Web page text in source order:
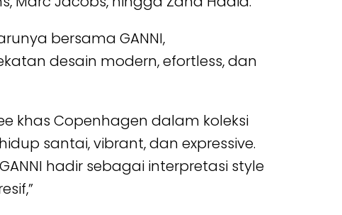
bersama GANNI,
desain modern, efortless, dan
khas Copenhagen dalam koleksi
santai, vibrant, dan expressive.
hadir sebagai interpretasi style